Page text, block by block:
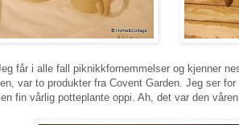
får i alle fall piknikkfornemmelser og kjenner
var to produkter fra Covent Garden. Jeg ser
fin vårlig potteplante oppi. Ah, det var den våren,